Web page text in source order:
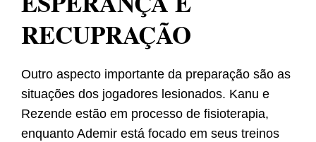
RECUPRAÇÃO
Outro aspecto importante da preparação são as
situações dos jogadores lesionados. Kanu e
Rezende estão em processo de fisioterapia,
enquanto Ademir está focado em seus treinos